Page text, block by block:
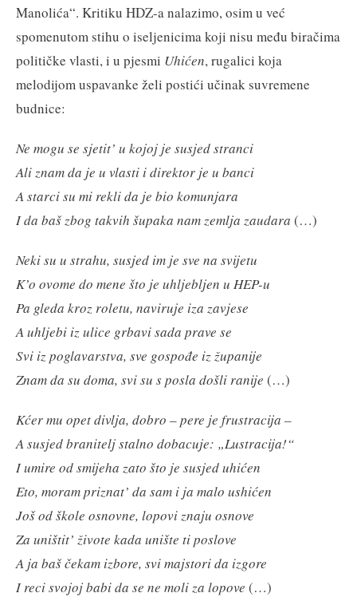
Manolića“. Kritiku HDZ-a nalazimo, osim u već
spomenutom stihu o iseljenicima koji nisu među biračima
političke vlasti, i u pjesmi Uhićen, rugalici koja
melodijom uspavanke želi postići učinak suvremene
budnice:
Ne mogu se sjetit’ u kojoj je susjed stranci
Ali znam da je u vlasti i direktor je u banci
A starci su mi rekli da je bio komunjara
I da baš zbog takvih šupaka nam zemlja zaudara (…)
Neki su u strahu, susjed im je sve na svijetu
K’o ovome do mene što je uhljebljen u HEP-u
Pa gleda kroz roletu, naviruje iza zavjese
A uhljebi iz ulice grbavi sada prave se
Svi iz poglavarstva, sve gospođe iz županije
Znam da su doma, svi su s posla došli ranije (…)
Kćer mu opet divlja, dobro – pere je frustracija –
A susjed branitelj stalno dobacuje: „Lustracija!“
I umire od smijeha zato što je susjed uhićen
Eto, moram priznat’ da sam i ja malo ushićen
Još od škole osnovne, lopovi znaju osnove
Za uništit’ živote kada unište ti poslove
A ja baš čekam izbore, svi majstori da izgore
I reci svojoj babi da se ne moli za lopove (…)